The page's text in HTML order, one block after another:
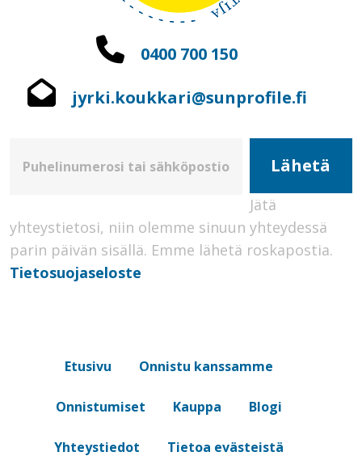
0400 700 150
jyrki.koukkari@sunprofile.fi
Jätä
yhteystietosi, niin olemme sinuun yhteydessä
parin päivän sisällä. Emme lähetä roskapostia.
Tietosuojaseloste
Etusivu Onnistu kanssamme
Onnistumiset Kauppa Blogi
Yhteystiedot Tietoa evästeistä